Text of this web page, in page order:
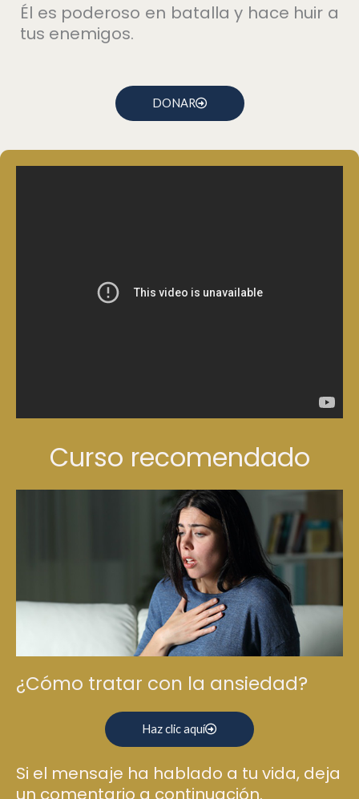
Él es poderoso en batalla y hace huir a
tus enemigos.
DONAR
Curso recomendado
¿Cómo tratar con la ansiedad?
Haz clic aquí
Si el mensaje ha hablado a tu vida, deja
un comentario a continuación.